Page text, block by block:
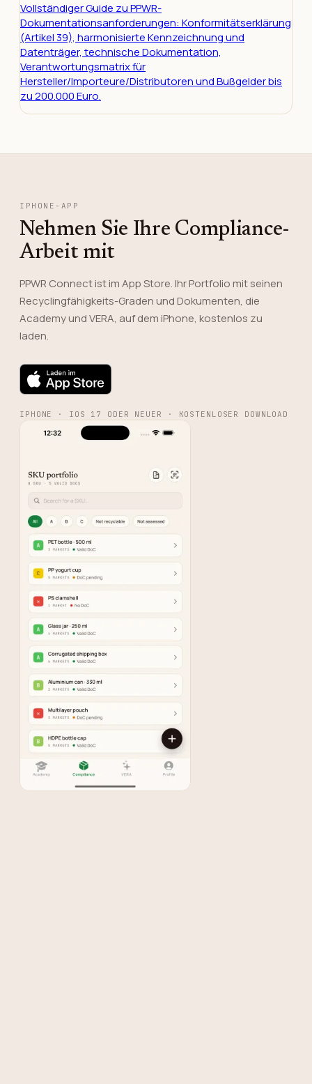
Vollständiger Guide zu PPWR-
Dokumentationsanforderungen: Konformitätserklärung
(Artikel 39), harmonisierte Kennzeichnung und
Datenträger, technische Dokumentation,
Verantwortungsmatrix für
Hersteller/Importeure/Distributoren und Bußgelder bis
zu 200.000 Euro.
IPHONE-APP
Nehmen Sie Ihre Compliance-
Arbeit mit
PPWR Connect ist im App Store. Ihr Portfolio mit seinen
Recyclingfähigkeits-Graden und Dokumenten, die
Academy und VERA, auf dem iPhone, kostenlos zu
laden.
IPHONE · IOS 17 ODER NEUER · KOSTENLOSER DOWNLOAD